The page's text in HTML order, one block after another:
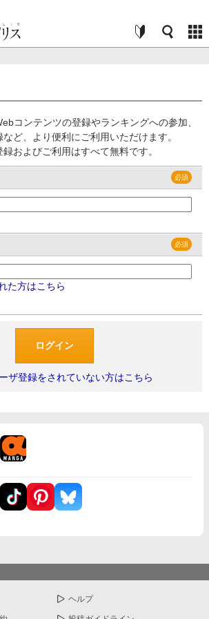
コンテンツの登録やランキングへの参加、
ど、より便利にご利用いただけます。
およびご利用はすべて無料です。
た方はこちら
ザ登録をされていない方はこちら
ヘルプ